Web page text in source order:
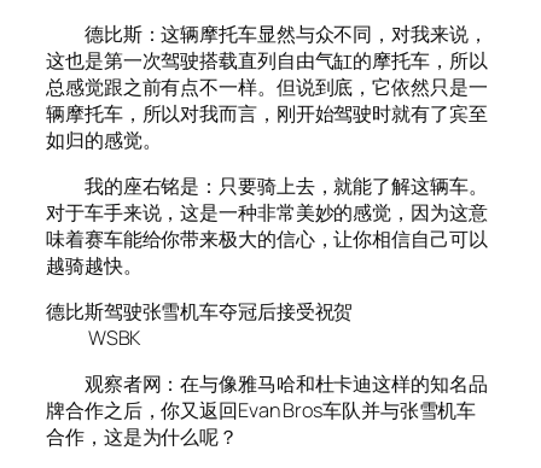
德比斯：这辆摩托车显然与众不同，对我来说，
这也是第一次驾驶搭载直列自由气缸的摩托车，所以
总感觉跟之前有点不一样。但说到底，它依然只是一
辆摩托车，所以对我而言，刚开始驾驶时就有了宾至
如归的感觉。
我的座右铭是：只要骑上去，就能了解这辆车。
对于车手来说，这是一种非常美妙的感觉，因为这意
味着赛车能给你带来极大的信心，让你相信自己可以
越骑越快。
德比斯驾驶张雪机车夺冠后接受祝贺
WSBK
观察者网：在与像雅马哈和杜卡迪这样的知名品
牌合作之后，你又返回Evan Bros车队并与张雪机车
合作，这是为什么呢？